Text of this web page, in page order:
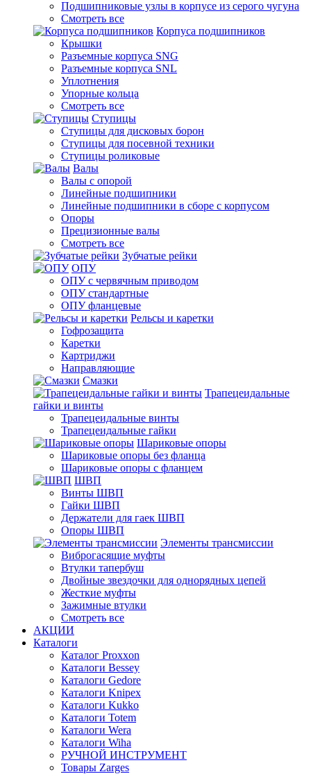
Подшипниковые узлы в корпусе из серого чугуна
Смотреть все
Корпуса подшипников
Крышки
Разъемные корпуса SNG
Разъемные корпуса SNL
Уплотнения
Упорные кольца
Смотреть все
Ступицы
Ступицы для дисковых борон
Ступицы для посевной техники
Ступицы роликовые
Валы
Валы с опорой
Линейные подшипники
Линейные подшипники в сборе с корпусом
Опоры
Прецизионные валы
Смотреть все
Зубчатые рейки
ОПУ
ОПУ с червячным приводом
ОПУ стандартные
ОПУ фланцевые
Рельсы и каретки
Гофрозащита
Каретки
Картриджи
Направляющие
Смазки
Трапецеидальные
гайки и винты
Трапецеидальные винты
Трапецеидальные гайки
Шариковые опоры
Шариковые опоры без фланца
Шариковые опоры с фланцем
ШВП
Винты ШВП
Гайки ШВП
Держатели для гаек ШВП
Опоры ШВП
Элементы трансмиссии
Виброгасящие муфты
Втулки тапербуш
Двойные звездочки для однорядных цепей
Жесткие муфты
Зажимные втулки
Смотреть все
АКЦИИ
Каталоги
Каталог Proxxon
Каталоги Bessey
Каталоги Gedore
Каталоги Knipex
Каталоги Kukko
Каталоги Totem
Каталоги Wera
Каталоги Wiha
РУЧНОЙ ИНСТРУМЕНТ
Товары Zarges